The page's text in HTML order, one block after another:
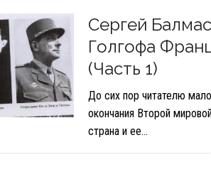
Сергей
Голгофа
(Часть 1)
До сих пор читателю
окончания Второй
страна и ее…